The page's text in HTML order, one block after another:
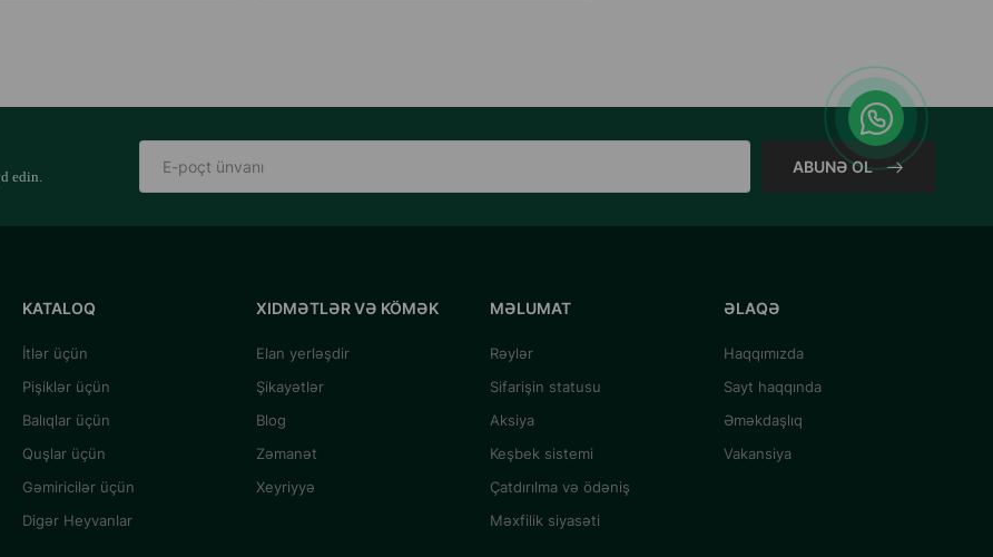
edin.
ABUNƏ OL
KATALOQ
İtlər üçün
Pişiklər üçün
Balıqlar üçün
Quşlar üçün
Gəmiricilər üçün
Digər Heyvanlar
XIDMƏTLƏR VƏ KÖMƏK
Elan yerləşdir
Şikayətlər
Blog
Zəmanət
Xeyriyyə
MƏLUMAT
Rəylər
Sifarişin statusu
Aksiya
Keşbek sistemi
Çatdırılma və ödəniş
Məxfilik siyasəti
ƏLAQƏ
Haqqımızda
Sayt haqqında
Əməkdaşlıq
Vakansiya